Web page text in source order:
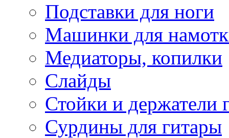
Подставки для ноги
Машинки для
Медиаторы, копилки
Слайды
Стойки и держатели
Сурдины для гитары